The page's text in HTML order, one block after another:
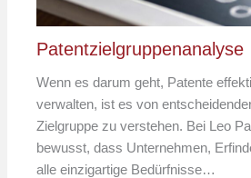
Patentzielgruppenanalyse
Wenn es darum geht, Patente
verwalten, ist es von
Zielgruppe zu verstehen. Bei Leo
bewusst, dass Unternehmen,
alle einzigartige Bedürfnisse…